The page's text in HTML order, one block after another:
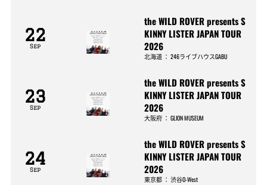
22
Sep
the WILD ROVER presents S
KINNY LISTER JAPAN TOUR
2026
北海道 ：246ライブハウスGABU
23
Sep
the WILD ROVER presents S
KINNY LISTER JAPAN TOUR
2026
大阪府 ：GLION MUSEUM
24
Sep
the WILD ROVER presents S
KINNY LISTER JAPAN TOUR
2026
東京都 ：渋谷O-West